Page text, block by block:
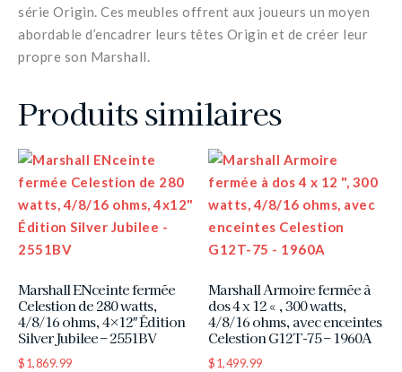
série Origin. Ces meubles offrent aux joueurs un moyen
abordable d’encadrer leurs têtes Origin et de créer leur
propre son Marshall.
Produits similaires
Marshall ENceinte fermée
Celestion de 280 watts,
4/8/16 ohms, 4×12″ Édition
Silver Jubilee – 2551BV
$1,869.99
Marshall Armoire fermée à
dos 4 x 12 « , 300 watts,
4/8/16 ohms, avec enceintes
Celestion G12T-75 – 1960A
$1,499.99